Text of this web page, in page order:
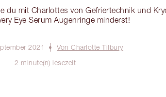
du mit Charlottes von Gefriertechnik und
Eye Serum Augenringe minderst!
2021
Von Charlotte Tilbury
2 minute(n) lesezeit